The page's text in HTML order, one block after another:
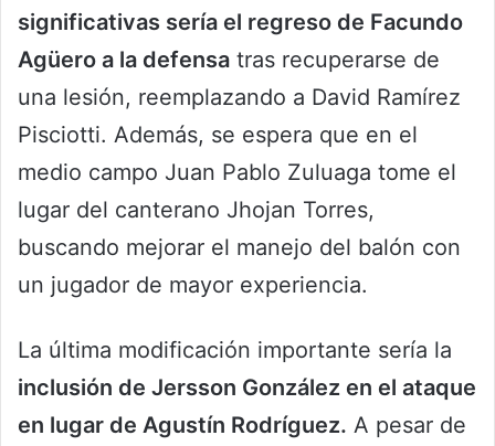
significativas sería el regreso de Facundo
Agüero a la defensa tras recuperarse de
una lesión, reemplazando a David Ramírez
Pisciotti. Además, se espera que en el
medio campo Juan Pablo Zuluaga tome el
lugar del canterano Jhojan Torres,
buscando mejorar el manejo del balón con
un jugador de mayor experiencia.
La última modificación importante sería la
inclusión de Jersson González en el ataque
en lugar de Agustín Rodríguez. A pesar de